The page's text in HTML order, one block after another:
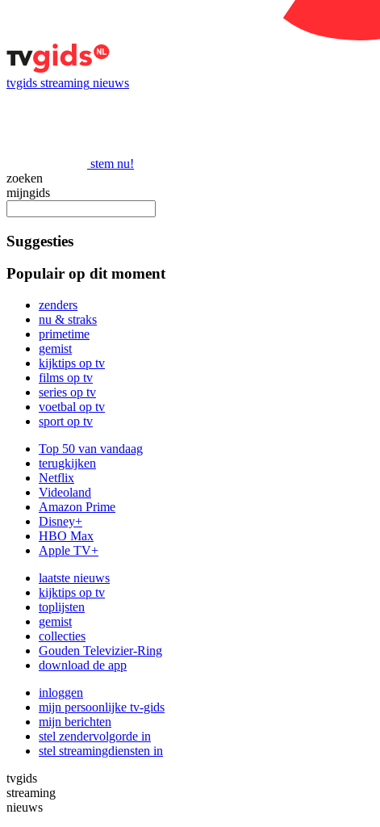
tvgids streaming nieuws
stem nu!
zoeken
mijngids
Suggesties
Populair op dit moment
zenders
nu & straks
primetime
gemist
kijktips op tv
films op tv
series op tv
voetbal op tv
sport op tv
Top 50 van vandaag
terugkijken
Netflix
Videoland
Amazon Prime
Disney+
HBO Max
Apple TV+
laatste nieuws
kijktips op tv
toplijsten
gemist
collecties
Gouden Televizier-Ring
download de app
inloggen
mijn persoonlijke tv-gids
mijn berichten
stel zendervolgorde in
stel streamingdiensten in
tvgids
streaming
nieuws